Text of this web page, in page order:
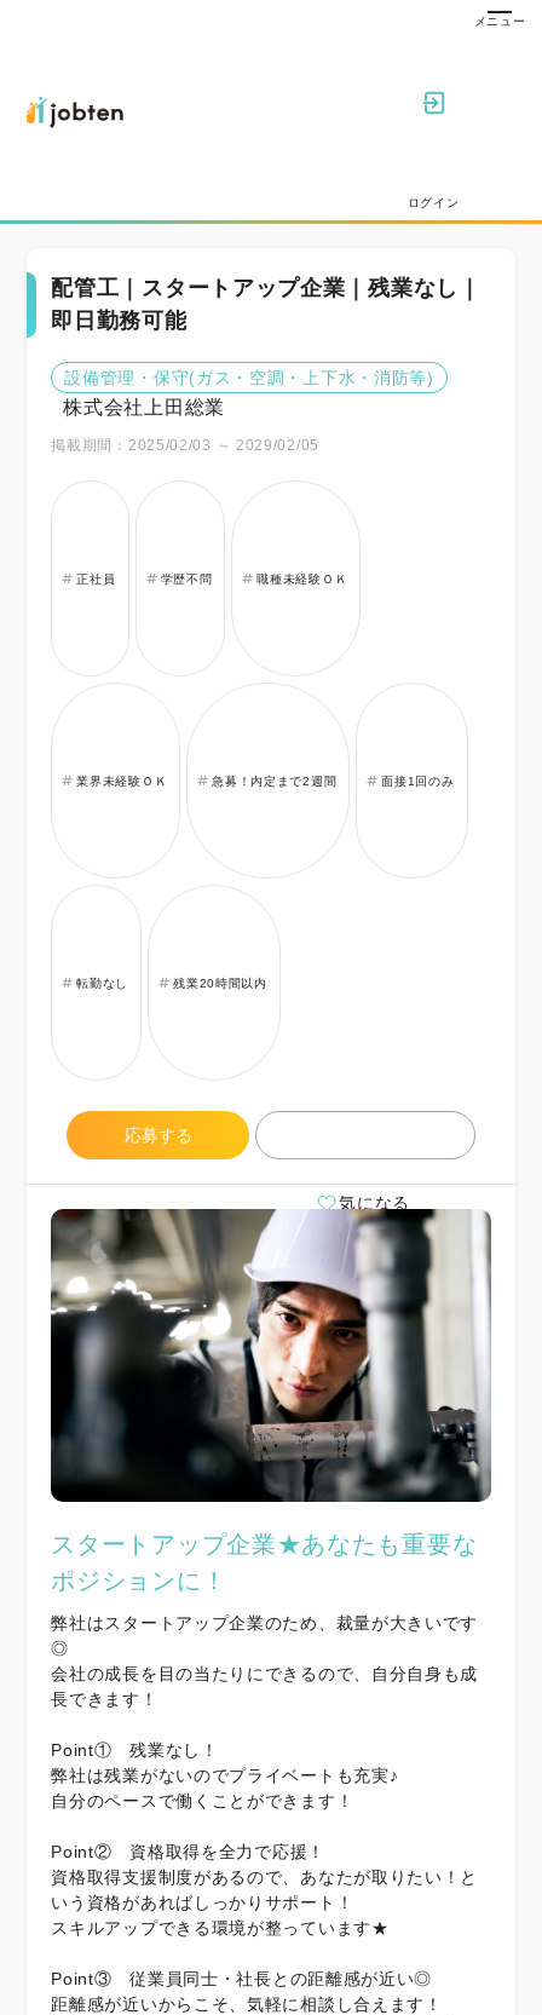
ログイン
配管工｜スタートアップ企業｜残業なし｜
即日勤務可能
設備管理・保守(ガス・空調・上下水・消防等)
株式会社上田総業
掲載期間：2025/02/03 ～ 2029/02/05
正社員 学歴不問 職種未経験ＯＫ
業界未経験ＯＫ 急募！内定まで2週間 面接1回のみ
転勤なし 残業20時間以内
応募する
気になる
スタートアップ企業★あなたも重要な
ポジションに！
弊社はスタートアップ企業のため、裁量が大きいです
◎
会社の成長を目の当たりにできるので、自分自身も成
長できます！
Point① 残業なし！
弊社は残業がないのでプライベートも充実♪
自分のペースで働くことができます！
Point② 資格取得を全力で応援！
資格取得支援制度があるので、あなたが取りたい！と
いう資格があればしっかりサポート！
スキルアップできる環境が整っています★
Point③ 従業員同士・社長との距離感が近い◎
距離感が近いからこそ、気軽に相談し合えます！